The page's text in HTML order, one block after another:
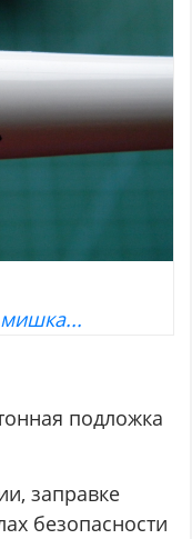
мишка...
подложка
заправке
безопасности